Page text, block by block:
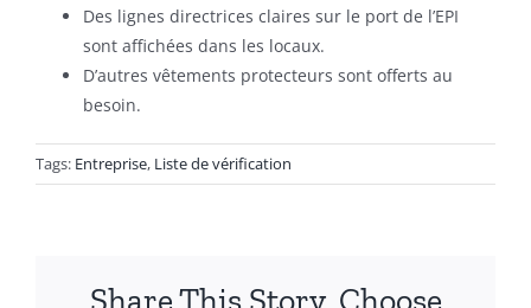
Des lignes directrices claires sur le port de l’EPI
sont affichées dans les locaux.
D’autres vêtements protecteurs sont offerts au
besoin.
Tags: Entreprise, Liste de vérification